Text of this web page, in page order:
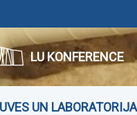
LU KONFERENCE
UN LABORATORIJA